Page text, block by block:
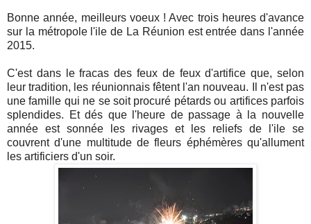
Bonne année, meilleurs voeux ! Avec trois heures d'avance
sur la métropole l'ile de La Réunion est entrée dans l'année
2015.
C'est dans le fracas des feux de feux d'artifice que, selon
leur tradition, les réunionnais fêtent l'an nouveau. Il n'est pas
une famille qui ne se soit procuré pétards ou artifices parfois
splendides. Et dés que l'heure de passage à la nouvelle
année est sonnée les rivages et les reliefs de l'ile se
couvrent d'une multitude de fleurs éphémères qu'allument
les artificiers d'un soir.